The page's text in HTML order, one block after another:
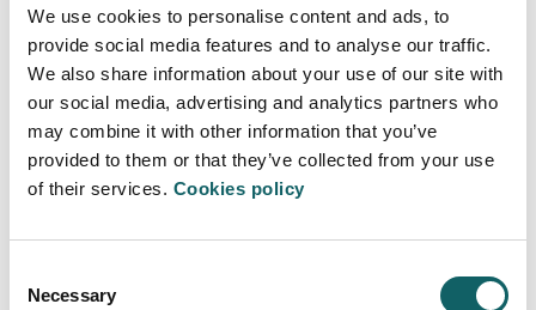
We use cookies to personalise content and ads, to
provide social media features and to analyse our traffic.
We also share information about your use of our site with
our social media, advertising and analytics partners who
may combine it with other information that you’ve
provided to them or that they’ve collected from your use
of their services. Cookies policy
Selection
Necessary
contenidos audiovisuales, documentos,
bibliografía recomendada, recursos de interés,
etc.
Crear actividades pedagógicas para tus
asignaturas: los materiales suelen incluir
ejercicios, exámenes, pruebas, prácticas, etc.